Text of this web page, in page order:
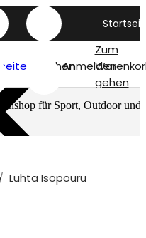
SuchenAnmelden
Zum
gehen
für Sport, Outdoor und
Luhta Isopouru